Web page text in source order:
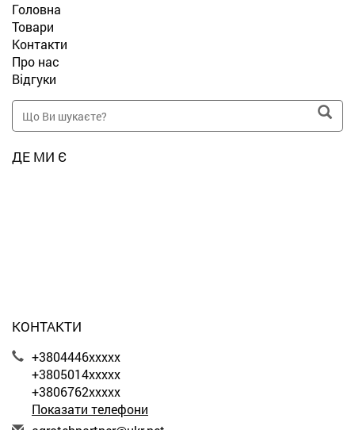
Головна
Товари
Контакти
Про нас
Відгуки
ДЕ МИ Є
КОНТАКТИ
+3804446xxxxx
+3805014xxxxx
+3806762xxxxx
Показати телефони